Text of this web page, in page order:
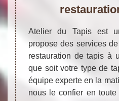
Atelier du Tapis est
propose des services
restauration de tapis à
que soit votre type de
équipe experte en la
nous le confier en toute